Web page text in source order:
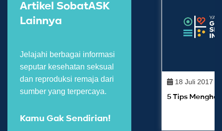
Artikel SobatASK
Lainnya
Jelajahi berbagai informasi
seputar kesehatan seksual
dan reproduksi remaja dari
sumber yang terpercaya.
Kamu Gak Sendirian!
18 Juli 2017
5 Tips